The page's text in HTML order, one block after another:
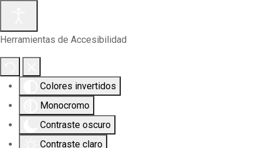
Herramientas de Accesibilidad
Colores invertidos
Monocromo
Contraste oscuro
Contraste claro